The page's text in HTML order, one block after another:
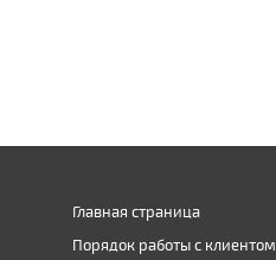
Главная страница
Порядок работы с клиентом